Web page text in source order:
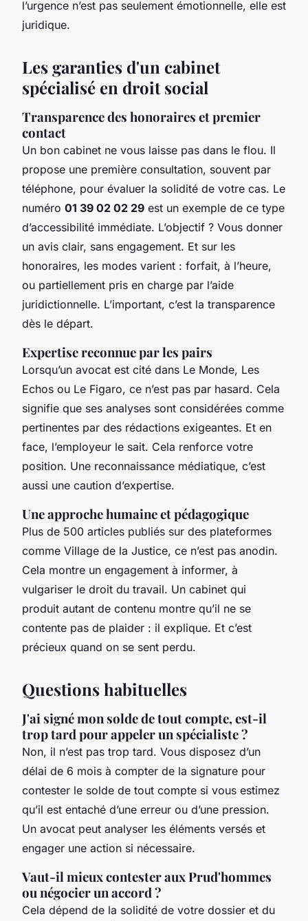
l’urgence n’est pas seulement émotionnelle, elle est
juridique.
Les garanties d'un cabinet
spécialisé en droit social
Transparence des honoraires et premier
contact
Un bon cabinet ne vous laisse pas dans le flou. Il
propose une première consultation, souvent par
téléphone, pour évaluer la solidité de votre cas. Le
numéro 01 39 02 02 29 est un exemple de ce type
d’accessibilité immédiate. L’objectif ? Vous donner
un avis clair, sans engagement. Et sur les
honoraires, les modes varient : forfait, à l’heure,
ou partiellement pris en charge par l’aide
juridictionnelle. L’important, c’est la transparence
dès le départ.
Expertise reconnue par les pairs
Lorsqu’un avocat est cité dans Le Monde, Les
Echos ou Le Figaro, ce n’est pas par hasard. Cela
signifie que ses analyses sont considérées comme
pertinentes par des rédactions exigeantes. Et en
face, l’employeur le sait. Cela renforce votre
position. Une reconnaissance médiatique, c’est
aussi une caution d’expertise.
Une approche humaine et pédagogique
Plus de 500 articles publiés sur des plateformes
comme Village de la Justice, ce n’est pas anodin.
Cela montre un engagement à informer, à
vulgariser le droit du travail. Un cabinet qui
produit autant de contenu montre qu’il ne se
contente pas de plaider : il explique. Et c’est
précieux quand on se sent perdu.
Questions habituelles
J'ai signé mon solde de tout compte, est-il
trop tard pour appeler un spécialiste ?
Non, il n’est pas trop tard. Vous disposez d’un
délai de 6 mois à compter de la signature pour
contester le solde de tout compte si vous estimez
qu’il est entaché d’une erreur ou d’une pression.
Un avocat peut analyser les éléments versés et
engager une action si nécessaire.
Vaut-il mieux contester aux Prud'hommes
ou négocier un accord ?
Cela dépend de la solidité de votre dossier et du